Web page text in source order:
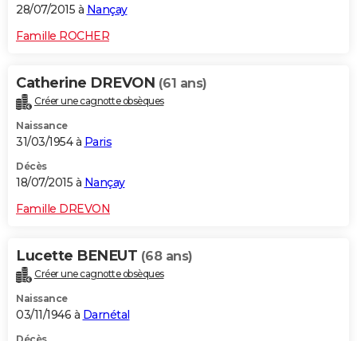
28/07/2015 à Nançay
Famille ROCHER
Catherine DREVON (61 ans)
Créer une cagnotte obsèques
Naissance
31/03/1954 à Paris
Décès
18/07/2015 à Nançay
Famille DREVON
Lucette BENEUT (68 ans)
Créer une cagnotte obsèques
Naissance
03/11/1946 à Darnétal
Décès